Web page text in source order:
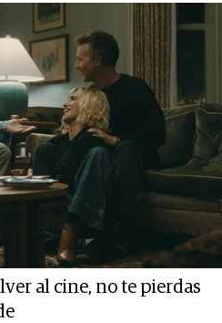
al cine, no te pierdas